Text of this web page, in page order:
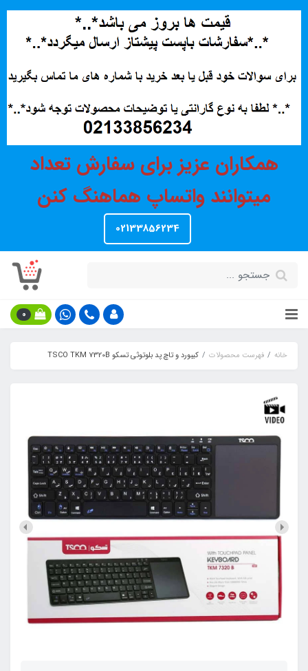
همکاران عزیز برای سفارش تعداد
میتوانند واتساپ هماهنگ کنن
02133856234
0
خانه فهرست محصولات کیبورد و تاچ پد بلوتوثی تسکو TSCO TKM 7320B